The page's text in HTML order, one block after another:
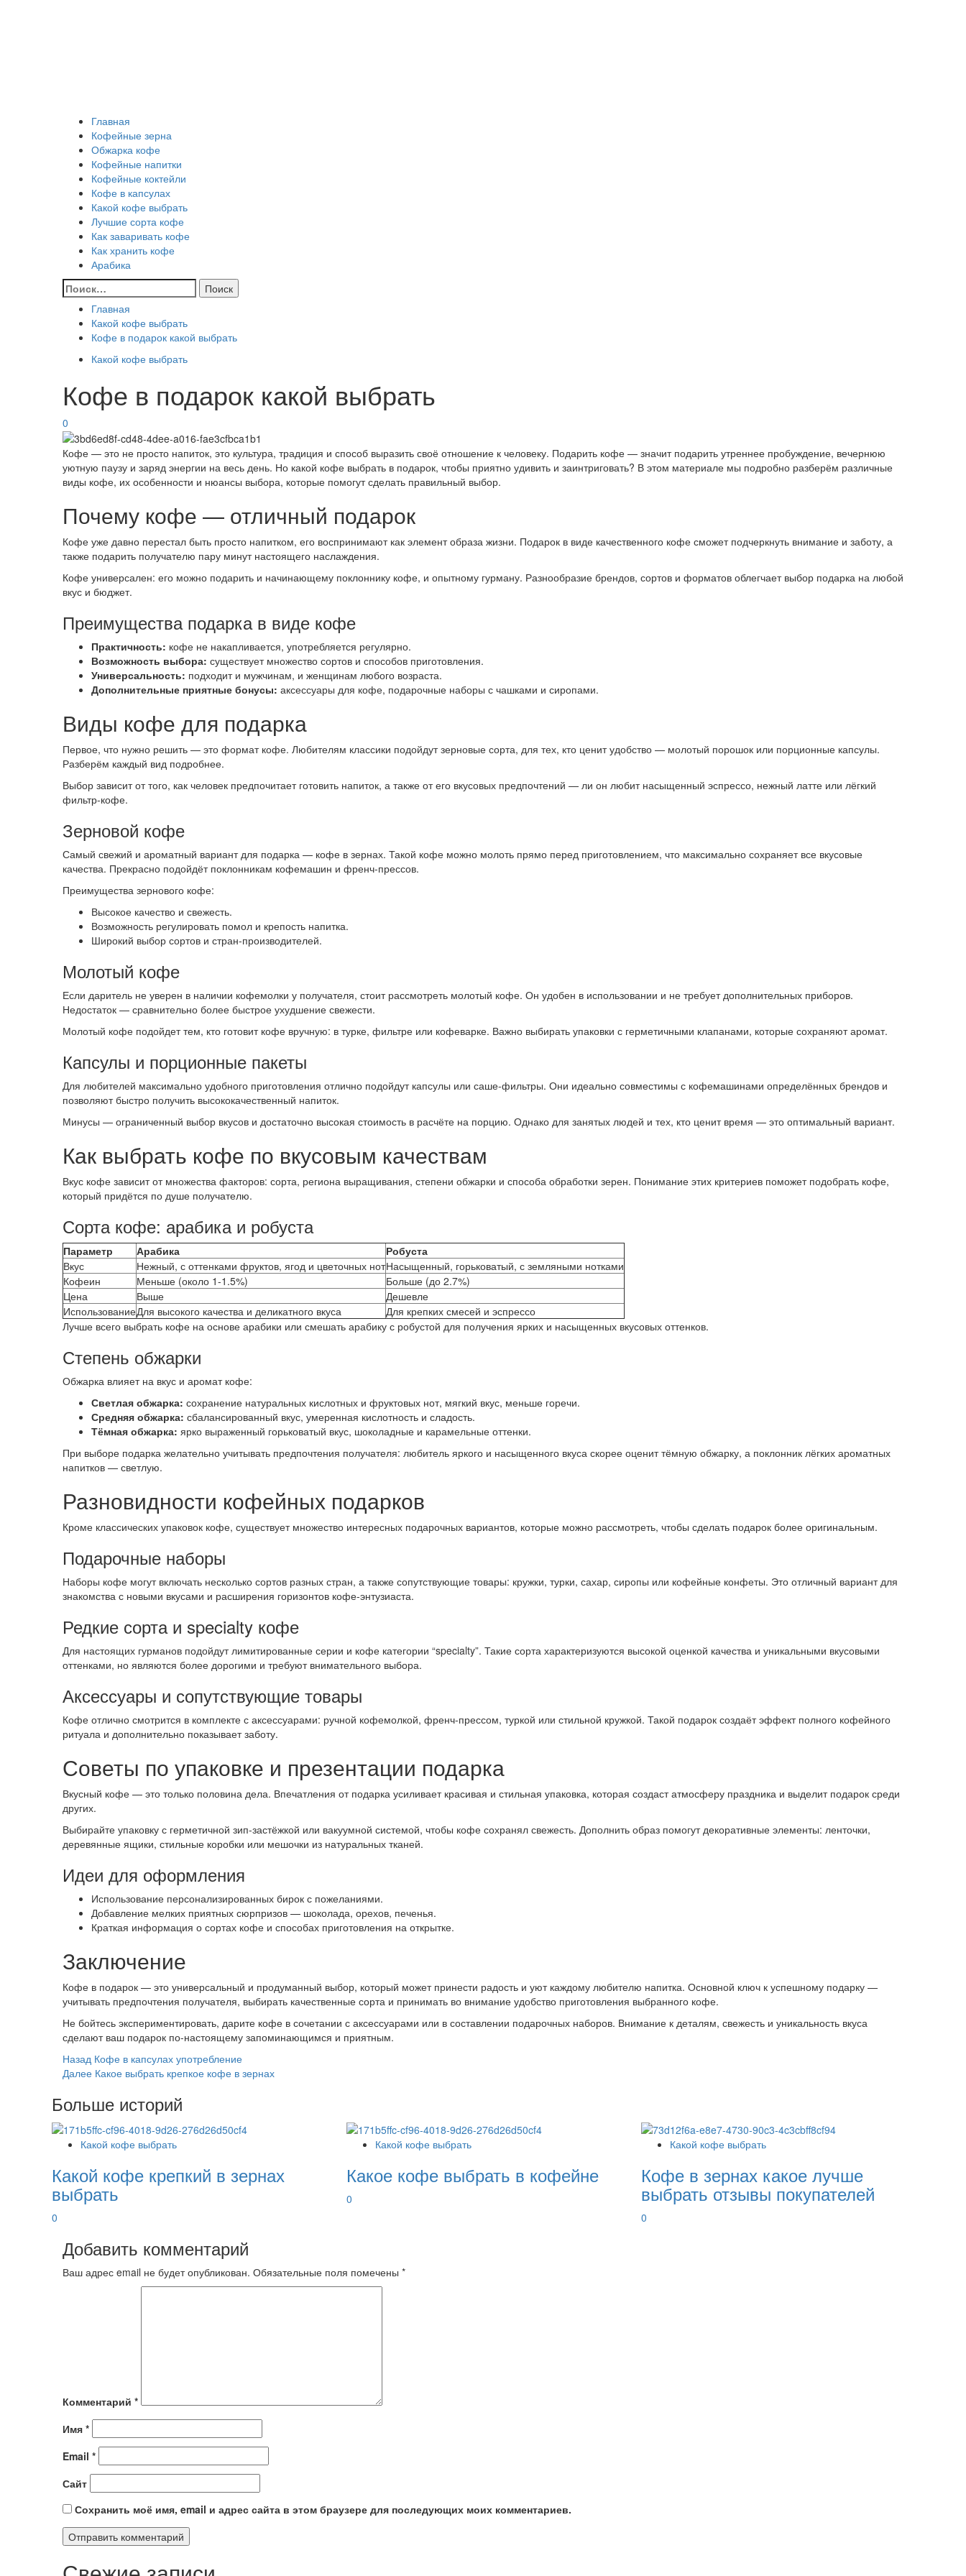
Главная
Кофейные зерна
Обжарка кофе
Кофейные напитки
Кофейные коктейли
Кофе в капсулах
Какой кофе выбрать
Лучшие сорта кофе
Как заваривать кофе
Как хранить кофе
Арабика
Найти:
Главная
Какой кофе выбрать
Кофе в подарок какой выбрать
Какой кофе выбрать
Кофе в подарок какой выбрать
0
Кофе — это не просто напиток, это культура, традиция и способ выразить своё отношение к человеку. Подарить кофе — значит подарить утреннее пробуждение, вечернюю
уютную паузу и заряд энергии на весь день. Но какой кофе выбрать в подарок, чтобы приятно удивить и заинтриговать? В этом материале мы подробно разберём различные
виды кофе, их особенности и нюансы выбора, которые помогут сделать правильный выбор.
Почему кофе — отличный подарок
Кофе уже давно перестал быть просто напитком, его воспринимают как элемент образа жизни. Подарок в виде качественного кофе сможет подчеркнуть внимание и заботу, а
также подарить получателю пару минут настоящего наслаждения.
Кофе универсален: его можно подарить и начинающему поклоннику кофе, и опытному гурману. Разнообразие брендов, сортов и форматов облегчает выбор подарка на любой
вкус и бюджет.
Преимущества подарка в виде кофе
Практичность: кофе не накапливается, употребляется регулярно.
Возможность выбора: существует множество сортов и способов приготовления.
Универсальность: подходит и мужчинам, и женщинам любого возраста.
Дополнительные приятные бонусы: аксессуары для кофе, подарочные наборы с чашками и сиропами.
Виды кофе для подарка
Первое, что нужно решить — это формат кофе. Любителям классики подойдут зерновые сорта, для тех, кто ценит удобство — молотый порошок или порционные капсулы.
Разберём каждый вид подробнее.
Выбор зависит от того, как человек предпочитает готовить напиток, а также от его вкусовых предпочтений — ли он любит насыщенный эспрессо, нежный латте или лёгкий
фильтр-кофе.
Зерновой кофе
Самый свежий и ароматный вариант для подарка — кофе в зернах. Такой кофе можно молоть прямо перед приготовлением, что максимально сохраняет все вкусовые
качества. Прекрасно подойдёт поклонникам кофемашин и френч-прессов.
Преимущества зернового кофе:
Высокое качество и свежесть.
Возможность регулировать помол и крепость напитка.
Широкий выбор сортов и стран-производителей.
Молотый кофе
Если даритель не уверен в наличии кофемолки у получателя, стоит рассмотреть молотый кофе. Он удобен в использовании и не требует дополнительных приборов.
Недостаток — сравнительно более быстрое ухудшение свежести.
Молотый кофе подойдет тем, кто готовит кофе вручную: в турке, фильтре или кофеварке. Важно выбирать упаковки с герметичными клапанами, которые сохраняют аромат.
Капсулы и порционные пакеты
Для любителей максимально удобного приготовления отлично подойдут капсулы или саше-фильтры. Они идеально совместимы с кофемашинами определённых брендов и
позволяют быстро получить высококачественный напиток.
Минусы — ограниченный выбор вкусов и достаточно высокая стоимость в расчёте на порцию. Однако для занятых людей и тех, кто ценит время — это оптимальный вариант.
Как выбрать кофе по вкусовым качествам
Вкус кофе зависит от множества факторов: сорта, региона выращивания, степени обжарки и способа обработки зерен. Понимание этих критериев поможет подобрать кофе,
который придётся по душе получателю.
Сорта кофе: арабика и робуста
Параметр Арабика
Робуста
Вкус
Нежный, с оттенками фруктов, ягод и цветочных нотНасыщенный, горьковатый, с земляными нотками
Кофеин
Меньше (около 1-1.5%)
Больше (до 2.7%)
Цена
Выше
Дешевле
ИспользованиеДля высокого качества и деликатного вкуса
Для крепких смесей и эспрессо
Лучше всего выбрать кофе на основе арабики или смешать арабику с робустой для получения ярких и насыщенных вкусовых оттенков.
Степень обжарки
Обжарка влияет на вкус и аромат кофе:
Светлая обжарка: сохранение натуральных кислотных и фруктовых нот, мягкий вкус, меньше горечи.
Средняя обжарка: сбалансированный вкус, умеренная кислотность и сладость.
Тёмная обжарка: ярко выраженный горьковатый вкус, шоколадные и карамельные оттенки.
При выборе подарка желательно учитывать предпочтения получателя: любитель яркого и насыщенного вкуса скорее оценит тёмную обжарку, а поклонник лёгких ароматных
напитков — светлую.
Разновидности кофейных подарков
Кроме классических упаковок кофе, существует множество интересных подарочных вариантов, которые можно рассмотреть, чтобы сделать подарок более оригинальным.
Подарочные наборы
Наборы кофе могут включать несколько сортов разных стран, а также сопутствующие товары: кружки, турки, сахар, сиропы или кофейные конфеты. Это отличный вариант для
знакомства с новыми вкусами и расширения горизонтов кофе-энтузиаста.
Редкие сорта и specialty кофе
Для настоящих гурманов подойдут лимитированные серии и кофе категории “specialty”. Такие сорта характеризуются высокой оценкой качества и уникальными вкусовыми
оттенками, но являются более дорогими и требуют внимательного выбора.
Аксессуары и сопутствующие товары
Кофе отлично смотрится в комплекте с аксессуарами: ручной кофемолкой, френч-прессом, туркой или стильной кружкой. Такой подарок создаёт эффект полного кофейного
ритуала и дополнительно показывает заботу.
Советы по упаковке и презентации подарка
Вкусный кофе — это только половина дела. Впечатления от подарка усиливает красивая и стильная упаковка, которая создаст атмосферу праздника и выделит подарок среди
других.
Выбирайте упаковку с герметичной зип-застёжкой или вакуумной системой, чтобы кофе сохранял свежесть. Дополнить образ помогут декоративные элементы: ленточки,
деревянные ящики, стильные коробки или мешочки из натуральных тканей.
Идеи для оформления
Использование персонализированных бирок с пожеланиями.
Добавление мелких приятных сюрпризов — шоколада, орехов, печенья.
Краткая информация о сортах кофе и способах приготовления на открытке.
Заключение
Кофе в подарок — это универсальный и продуманный выбор, который может принести радость и уют каждому любителю напитка. Основной ключ к успешному подарку —
учитывать предпочтения получателя, выбирать качественные сорта и принимать во внимание удобство приготовления выбранного кофе.
Не бойтесь экспериментировать, дарите кофе в сочетании с аксессуарами или в составлении подарочных наборов. Внимание к деталям, свежесть и уникальность вкуса
сделают ваш подарок по-настоящему запоминающимся и приятным.
Post
Navigation
Назад Кофе в капсулах употребление
Далее Какое выбрать крепкое кофе в зернах
Больше историй
Какой кофе выбрать
Какой кофе крепкий в зернах
выбрать
0
Какой кофе выбрать
Какое кофе выбрать в кофейне
0
Какой кофе выбрать
Кофе в зернах какое лучше
выбрать отзывы покупателей
0
Добавить комментарий
Ваш адрес email не будет опубликован. Обязательные поля помечены *
Комментарий *
Имя *
Email *
Сайт
Сохранить моё имя, email и адрес сайта в этом браузере для последующих моих комментариев.